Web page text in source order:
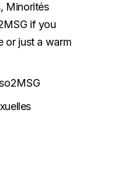
Minorités
if you
or just a warm